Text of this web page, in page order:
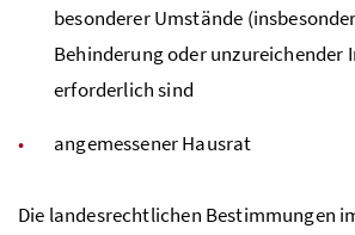
besonderer Umstände
Behinderung oder unzureichender
erforderlich sind
angemessener Hausrat
Die landesrechtlichen Bestimmungen